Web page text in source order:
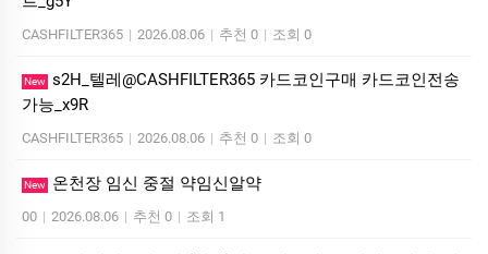
CASHFILTER365 | 2026.08.06 | 추천 0 | 조회 0
New s2H_텔레@CASHFILTER365 카드코인구매 카드코인전송
가능_x9R
CASHFILTER365 | 2026.08.06 | 추천 0 | 조회 0
New 온천장 임신 중절 약임신알약
00 | 2026.08.06 | 추천 0 | 조회 1